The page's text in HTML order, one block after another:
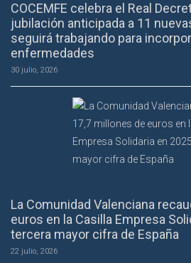
COCEMFE celebra el Real
jubilación anticipada a 11
seguirá trabajando para
enfermedades
30 julio, 2026
La Comunidad Valenciana
euros en la Casilla Empresa
tercera mayor cifra de España
22 julio, 2026